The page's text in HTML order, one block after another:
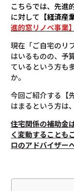
こちらでは、先進
に対して 【経済産
進的窓リノベ事業】
現在「ご自宅のリ
はいるものの、予
ているという方も
か。
今回ご紹介する【
はまるという方は
住宅関係の補助金
く変動することも
ロのアドバイザー